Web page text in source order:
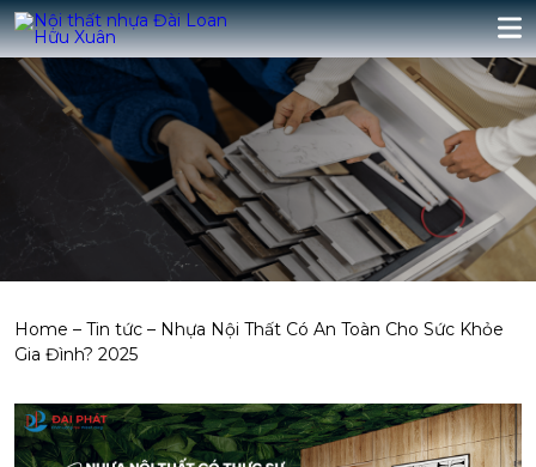
Home – Tin tức – Nhựa Nội Thất Có An Toàn Cho Sức Khỏe
Gia Đình? 2025